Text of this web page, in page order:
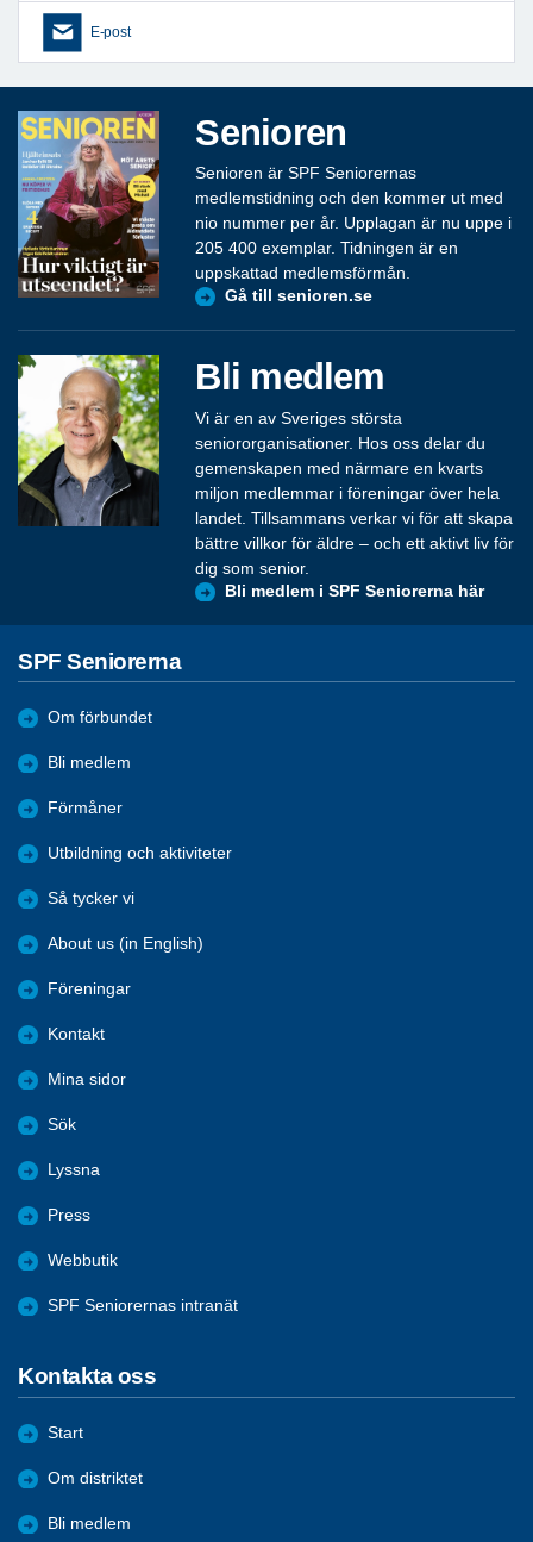
E-post
Senioren
Senioren är SPF Seniorernas
medlemstidning och den kommer ut med
nio nummer per år. Upplagan är nu uppe i
205 400 exemplar. Tidningen är en
uppskattad medlemsförmån.
Gå till senioren.se
Bli medlem
Vi är en av Sveriges största
seniororganisationer. Hos oss delar du
gemenskapen med närmare en kvarts
miljon medlemmar i föreningar över hela
landet. Tillsammans verkar vi för att skapa
bättre villkor för äldre – och ett aktivt liv för
dig som senior.
Bli medlem i SPF Seniorerna här
SPF Seniorerna
Om förbundet
Bli medlem
Förmåner
Utbildning och aktiviteter
Så tycker vi
About us (in English)
Föreningar
Kontakt
Mina sidor
Sök
Lyssna
Press
Webbutik
SPF Seniorernas intranät
Kontakta oss
Start
Om distriktet
Bli medlem